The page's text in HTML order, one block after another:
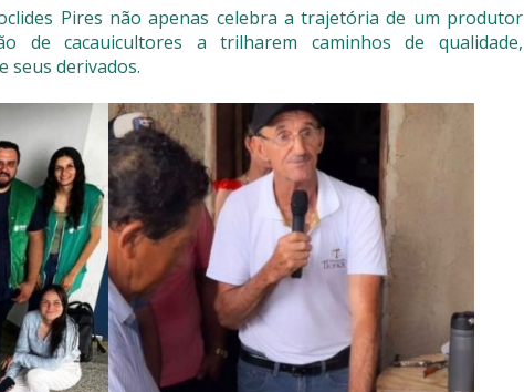
Pires não apenas celebra a trajetória de um produtor
de cacauicultores a trilharem caminhos de qualidade,
seus derivados.